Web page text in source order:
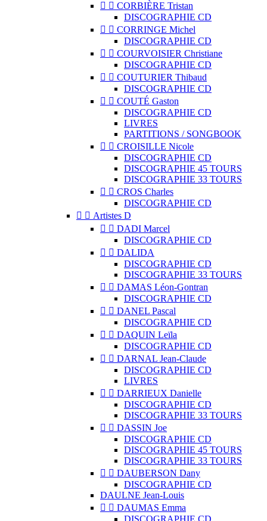
  CORBIÈRE Tristan
DISCOGRAPHIE CD
  CORRINGE Michel
DISCOGRAPHIE CD
  COURVOISIER Christiane
DISCOGRAPHIE CD
  COUTURIER Thibaud
DISCOGRAPHIE CD
  COUTÉ Gaston
DISCOGRAPHIE CD
LIVRES
PARTITIONS / SONGBOOK
  CROISILLE Nicole
DISCOGRAPHIE CD
DISCOGRAPHIE 45 TOURS
DISCOGRAPHIE 33 TOURS
  CROS Charles
DISCOGRAPHIE CD
  Artistes D
  DADI Marcel
DISCOGRAPHIE CD
  DALIDA
DISCOGRAPHIE CD
DISCOGRAPHIE 33 TOURS
  DAMAS Léon-Gontran
DISCOGRAPHIE CD
  DANEL Pascal
DISCOGRAPHIE CD
  DAQUIN Leïla
DISCOGRAPHIE CD
  DARNAL Jean-Claude
DISCOGRAPHIE CD
LIVRES
  DARRIEUX Danielle
DISCOGRAPHIE CD
DISCOGRAPHIE 33 TOURS
  DASSIN Joe
DISCOGRAPHIE CD
DISCOGRAPHIE 45 TOURS
DISCOGRAPHIE 33 TOURS
  DAUBERSON Dany
DISCOGRAPHIE CD
DAULNE Jean-Louis
  DAUMAS Emma
DISCOGRAPHIE CD